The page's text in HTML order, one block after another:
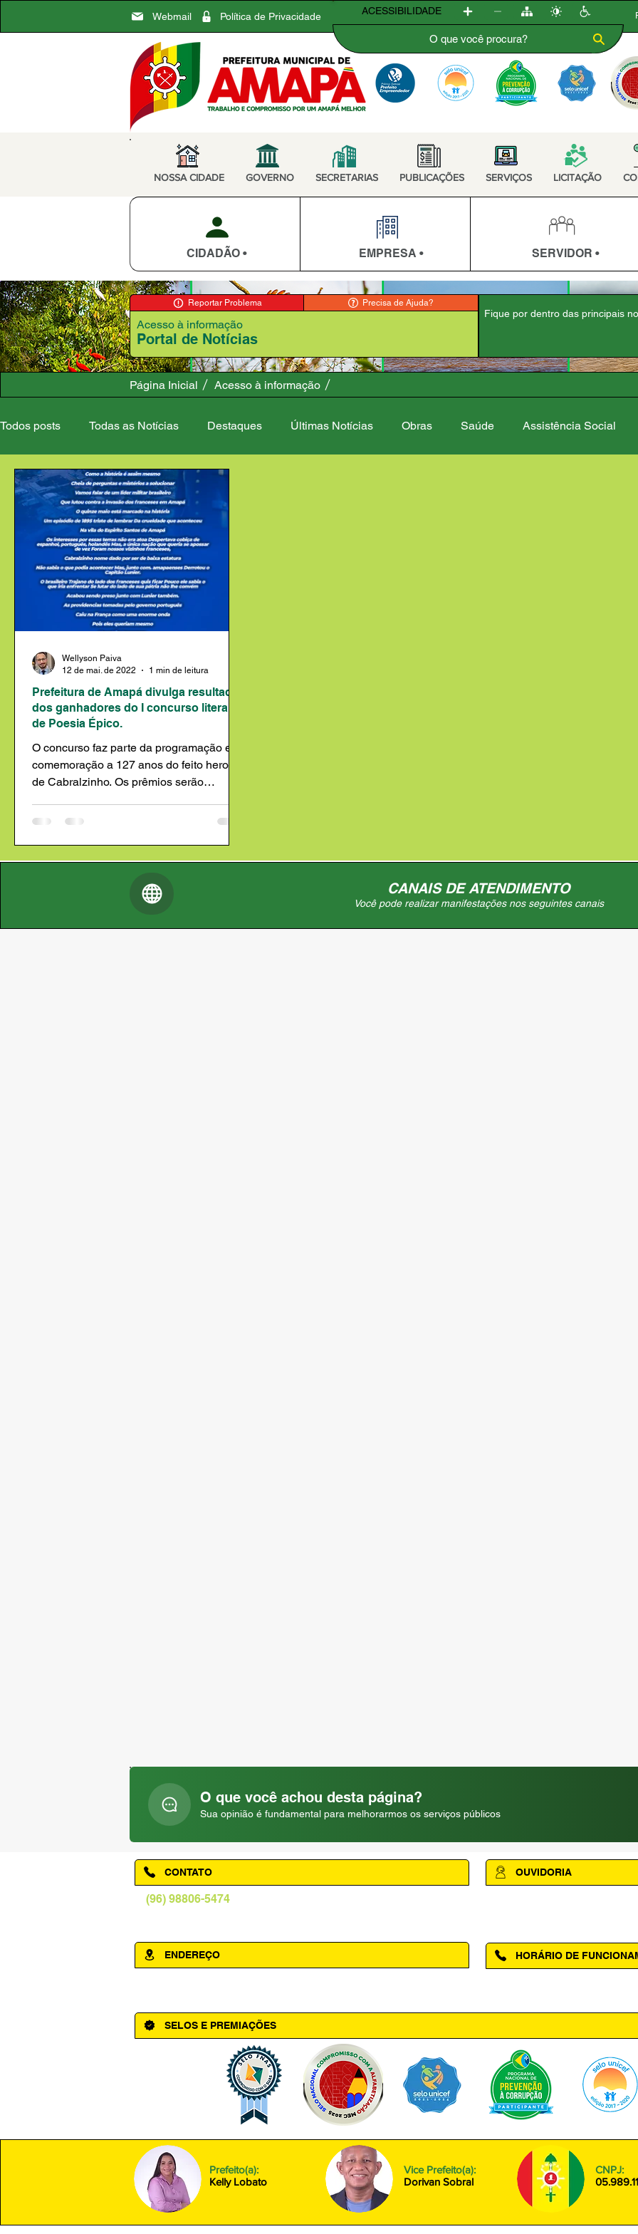
Webmail Política de Privacidade ACESSIBILIDADE
NOSSA CIDADE GOVERNO SECRETARIAS PUBLICAÇÕES SERVIÇOS LICITAÇÃO
CIDADÃO • EMPRESA • SERVIDOR •
Reportar Problema Precisa de Ajuda?
Portal de Notícias
Acesso à informação
Fique por dentro das principais
Página Inicial Acesso à informação
Todos posts Todas as Notícias Destaques Últimas Notícias Obras Saúde Assistência Social
Meio Ambiente Desenvolvimento Rural
Campanhas Governo Covid-19
Prefeitura de Amapá divulga resultado
dos ganhadores do I concurso literario
de Poesia Épico.
O concurso faz parte da programação em
comemoração a 127 anos do feito heroico
de Cabralzinho. Os prêmios serão
Wellyson Paiva
12 de mai. de 2022
1 min de leitura
CANAIS DE ATENDIMENTO
Você pode realizar manifestações nos seguintes canais
O que você achou desta página?
Sua opinião é fundamental para melhorarmos os serviços públicos
(96) 98806-5474
CONTATO
ENDEREÇO
OUVIDORIA
HORÁRIO DE
SELOS E PREMIAÇÕES
Prefeito(a):
Kelly Lobato
Vice Prefeito(a):
Dorivan Sobral
CNPJ: